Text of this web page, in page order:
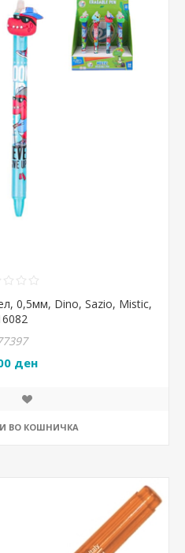
0,5мм, Dino, Sazio, Mistic,
ден
ВО КОШНИЧКА